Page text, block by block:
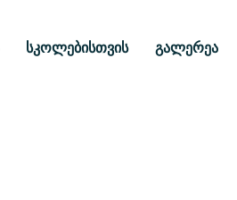
სკოლებისთვის გალერეა